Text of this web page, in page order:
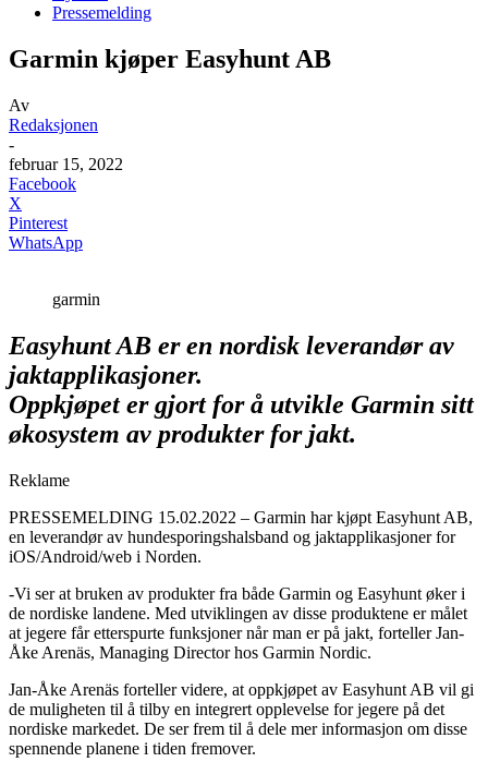
Pressemelding
Garmin kjøper Easyhunt AB
Av
Redaksjonen
-
februar 15, 2022
Facebook
X
Pinterest
WhatsApp
garmin
Easyhunt AB er en nordisk leverandør av
jaktapplikasjoner.
Oppkjøpet er gjort for å utvikle Garmin sitt
økosystem av produkter for jakt.
Reklame
PRESSEMELDING 15.02.2022 – Garmin har kjøpt Easyhunt AB,
en leverandør av hundesporingshalsband og jaktapplikasjoner for
iOS/Android/web i Norden.
-Vi ser at bruken av produkter fra både Garmin og Easyhunt øker i
de nordiske landene. Med utviklingen av disse produktene er målet
at jegere får etterspurte funksjoner når man er på jakt, forteller Jan-
Åke Arenäs, Managing Director hos Garmin Nordic.
Jan-Åke Arenäs forteller videre, at oppkjøpet av Easyhunt AB vil gi
de muligheten til å tilby en integrert opplevelse for jegere på det
nordiske markedet. De ser frem til å dele mer informasjon om disse
spennende planene i tiden fremover.